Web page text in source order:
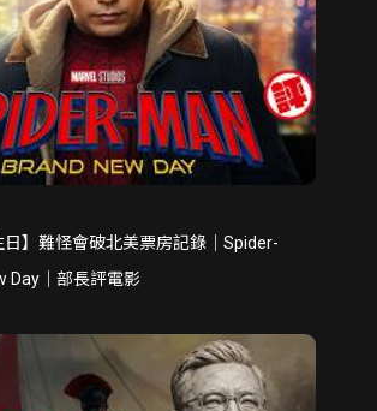
日】難怪會破北美票房記錄｜Spider-
Day｜部長評電影